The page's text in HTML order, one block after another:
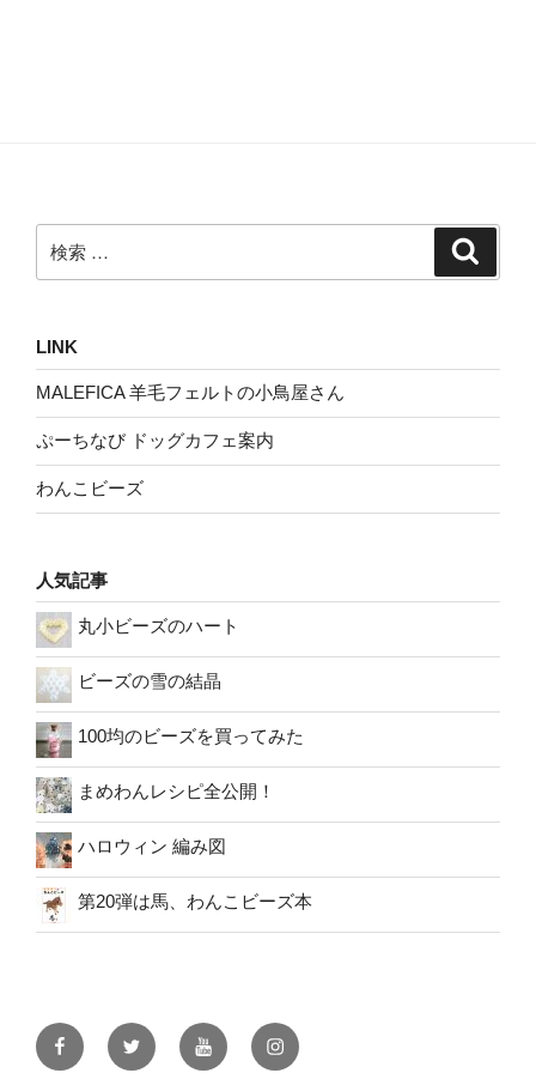
索:
LINK
MALEFICA 羊毛フェルトの小鳥屋さん
ぷーちなび ドッグカフェ案内
わんこビーズ
人気記事
丸小ビーズのハート
ビーズの雪の結晶
100均のビーズを買ってみた
まめわんレシピ全公開！
ハロウィン 編み図
第20弾は馬、わんこビーズ本
facebooktwitter youtube instagram